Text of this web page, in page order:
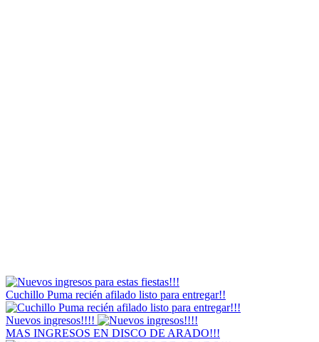
Cuchillo Puma recién afilado listo para entregar!!
Nuevos ingresos!!!!
MAS INGRESOS EN DISCO DE ARADO!!!